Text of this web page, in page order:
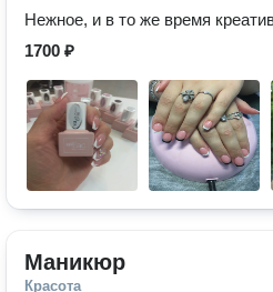
Нежное, и в то же время
1700 ₽
Маникюр
Красота